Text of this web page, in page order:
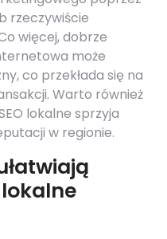
rzeczywiście
więcej, dobrze
może
co przekłada się na
Warto również
lokalne sprzyja
w regionie.